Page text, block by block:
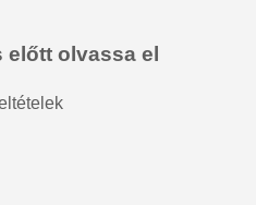
előtt olvassa el